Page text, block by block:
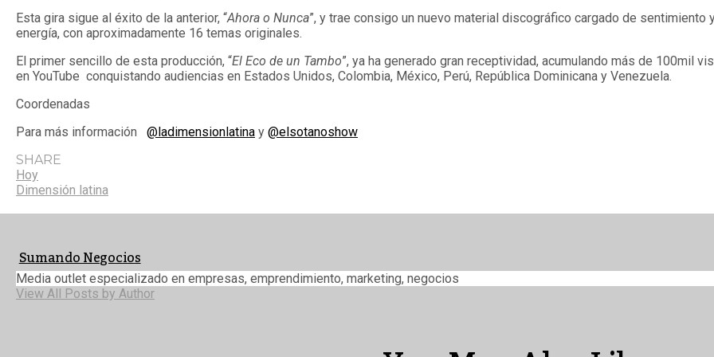
Esta gira sigue al éxito de la anterior, “Ahora o Nunca”, y trae consigo un nuevo material discográfico cargado de sentimiento
energía, con aproximadamente 16 temas originales.
El primer sencillo de esta producción, “El Eco de un Tambo”, ya ha generado gran receptividad, acumulando más de 100mil
en YouTube conquistando audiencias en Estados Unidos, Colombia, México, Perú, República Dominicana y Venezuela.
Coordenadas
Para más información @ladimensionlatina y @elsotanoshow
SHARE
Hoy
Dimensión latina
Sumando Negocios
Media outlet especializado en empresas, emprendimiento, marketing, negocios
View All Posts by Author